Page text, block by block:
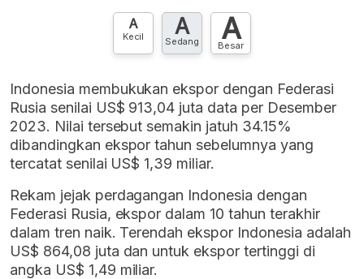
Hubungi sekarang »
A
Kecil A
Sedang A
Besar
Indonesia membukukan ekspor dengan Federasi
Rusia senilai US$ 913,04 juta data per Desember
2023. Nilai tersebut semakin jatuh 34.15%
dibandingkan ekspor tahun sebelumnya yang
tercatat senilai US$ 1,39 miliar.
Rekam jejak perdagangan Indonesia dengan
Federasi Rusia, ekspor dalam 10 tahun terakhir
dalam tren naik. Terendah ekspor Indonesia adalah
US$ 864,08 juta dan untuk ekspor tertinggi di
angka US$ 1,49 miliar.